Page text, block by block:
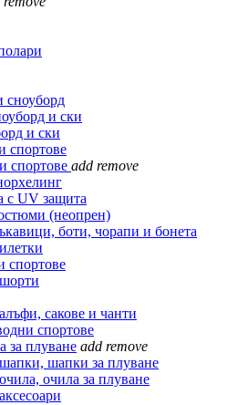
сноуборд
и ски
и ски
спортове
спортове add remove
с UV защита
(неопрен)
боти, чорапи и бонета
спортове
сакове и чанти
спортове
за плуване add remove
шапки за плуване
очила за плуване